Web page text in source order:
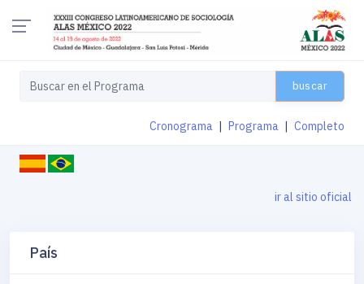
buscar
Cronograma Programa Completo
ir al sitio oficial
País